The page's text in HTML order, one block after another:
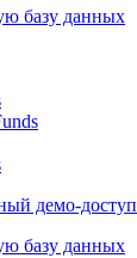
базу данных
демо-доступ
базу данных